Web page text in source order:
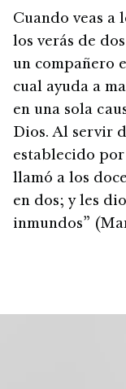
Cuando veas a
los verás de
un compañero
cual ayuda a
en una sola
Dios. Al servir
establecido por
llamó a los
en dos; y les
inmundos”